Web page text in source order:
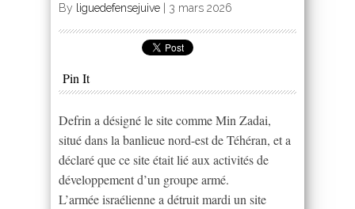
By liguedefensejuive 3 mars 2026
Pin It
Defrin a désigné le site comme Min Zadai,
situé dans la banlieue nord-est de Téhéran, et a
déclaré que ce site était lié aux activités de
développement d’un groupe armé.
L’armée israélienne a détruit mardi un site